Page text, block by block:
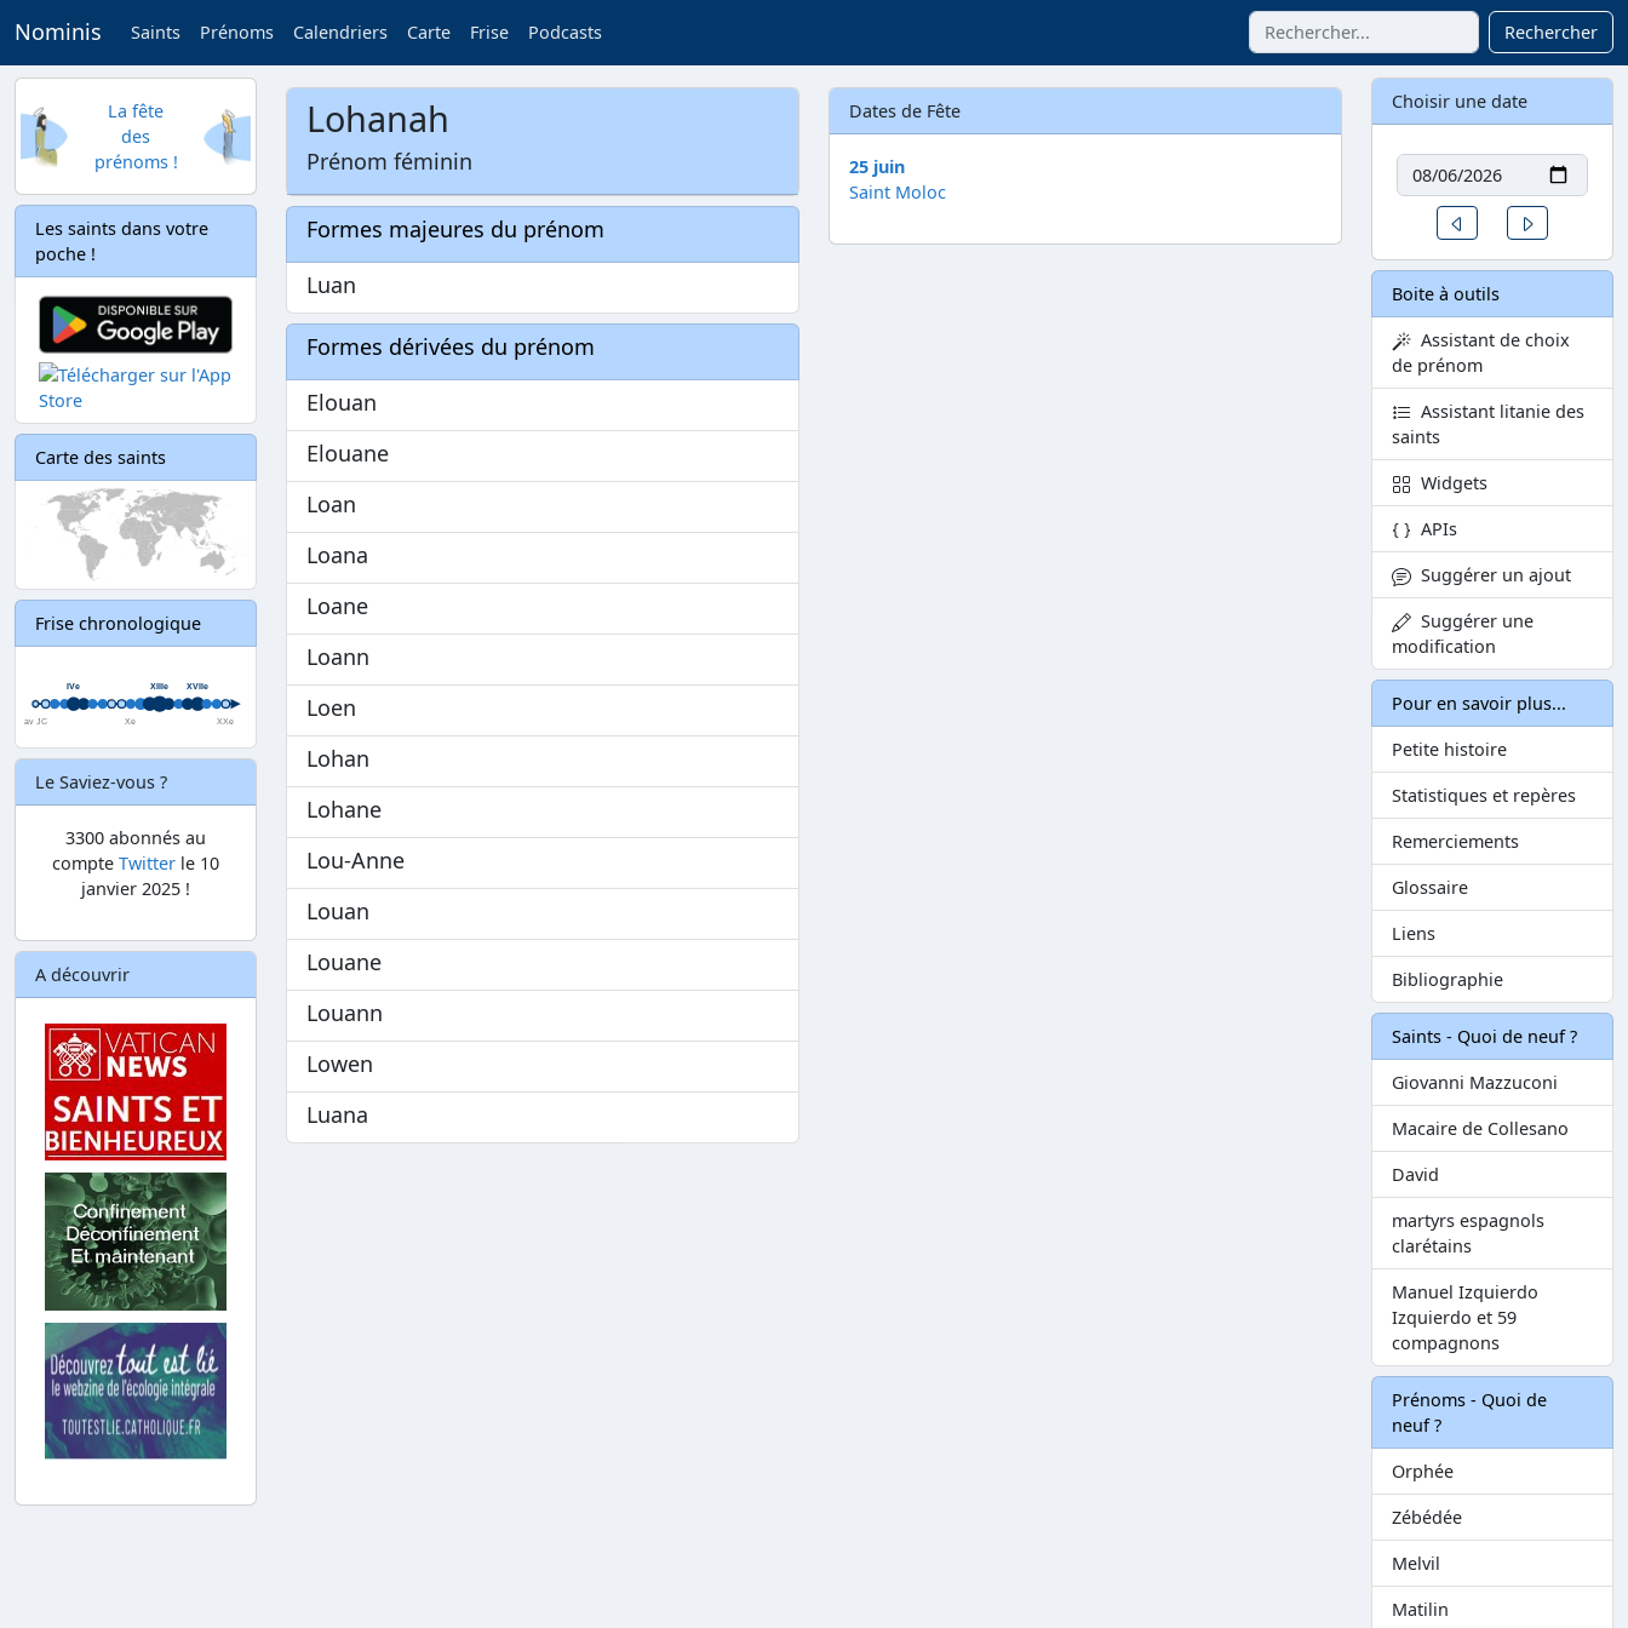
Nominis Saints Prénoms Calendriers Carte Frise Podcasts Rechercher
La fête
des
prénoms !
Les saints dans votre
poche !
Carte des saints
Frise chronologique
Le Saviez-vous ?
3300 abonnés au
compte Twitter le 10
janvier 2025 !
A découvrir
Lohanah
Prénom féminin
Formes majeures du prénom
Luan
Formes dérivées du prénom
Elouan
Elouane
Loan
Loana
Loane
Loann
Loen
Lohan
Lohane
Lou-Anne
Louan
Louane
Louann
Lowen
Luana
Dates de Fête
25 juin
Saint Moloc
Choisir une date
Date
Un jour avant
Boite à outils
Assistant de choix
de prénom
Assistant litanie des
saints
Widgets
APIs
Suggérer un ajout
Suggérer une
modification
Pour en savoir plus...
Petite histoire
Statistiques et repères
Remerciements
Glossaire
Liens
Bibliographie
Saints - Quoi de neuf ?
Giovanni Mazzuconi
Macaire de Collesano
David
martyrs espagnols
clarétains
Manuel Izquierdo
Izquierdo et 59
compagnons
Prénoms - Quoi de
neuf ?
Orphée
Zébédée
Melvil
Matilin